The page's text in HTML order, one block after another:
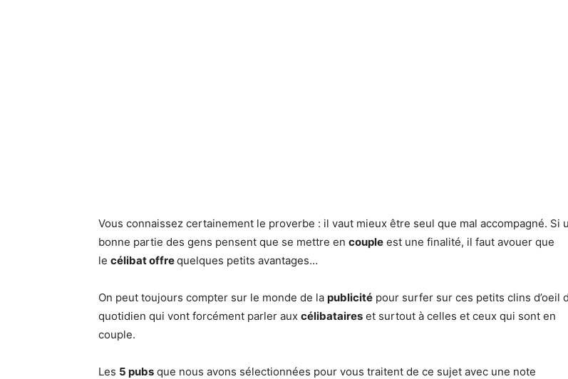
Vous connaissez certainement le proverbe : il vaut mieux être seul que mal accompagné. Si
bonne partie des gens pensent que se mettre en couple est une finalité, il faut avouer que
le célibat offrequelques petits avantages…
On peut toujours compter sur le monde de la publicité pour surfer sur ces petits clins d’oeil
quotidien qui vont forcément parler aux célibataires et surtout à celles et ceux qui sont en
couple.
Les 5 pubs que nous avons sélectionnées pour vous traitent de ce sujet avec une note